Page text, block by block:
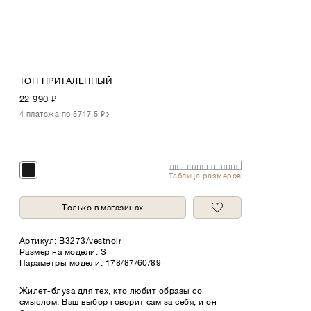
ТОП ПРИТАЛЕННЫЙ
22 990₽
4 платежа по 5747.5 ₽
Таблица размеров
Только в магазинах
Артикул: B3273/vestnoir
Размер на модели: S
Параметры модели: 178/87/60/89
Жилет-блуза для тех, кто любит образы со
смыслом. Ваш выбор говорит сам за себя, и он